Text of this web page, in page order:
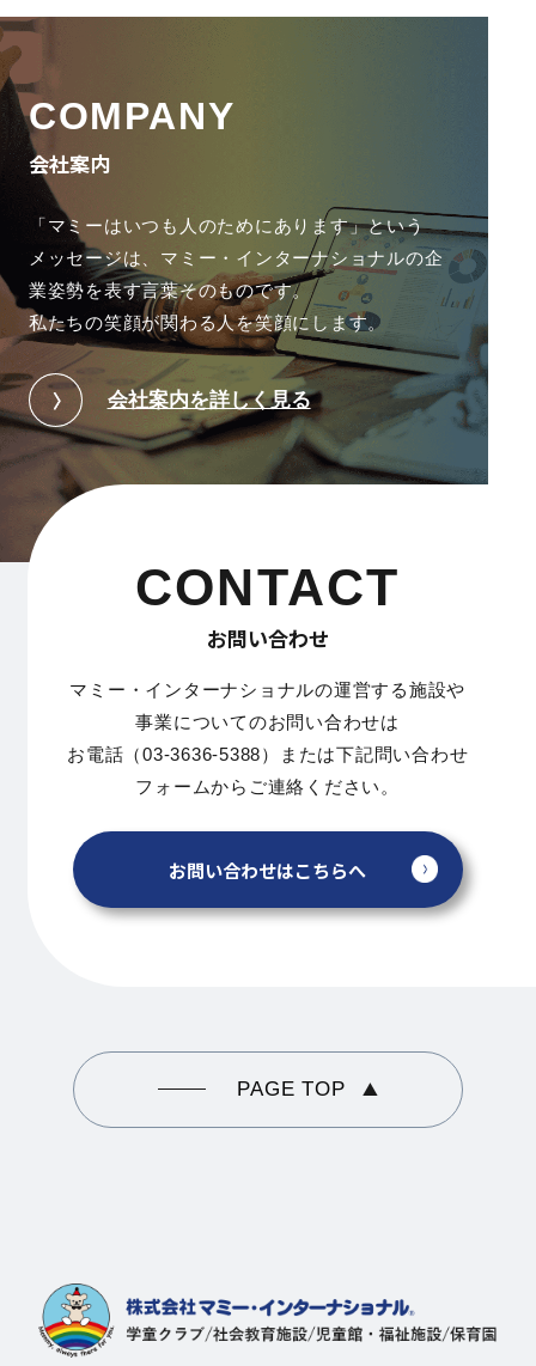
COMPANY
会社案内
「マミーはいつも人のためにあります」という
メッセージは、 マミー・インターナショナルの企
業姿勢を表す言葉そのものです。
私たちの笑顔が関わる人を笑顔にします。
会社案内を詳しく見る
CONTACT
お問い合わせ
マミー・インターナショナルの運営する施設や
事業についてのお問い合わせは
お電話（03-3636-5388）または下記問い合わせ
フォームからご連絡ください。
お問い合わせはこちらへ
PAGE TOP